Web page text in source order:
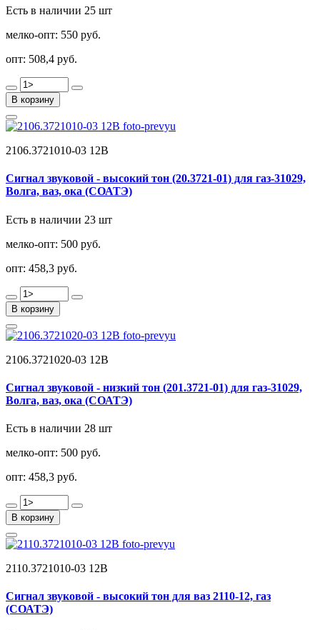
Есть в наличии 25 шт
мелко-опт: 550 руб.
опт: 508,4 руб.
В корзину
2106.3721010-03 12В
Сигнал звуковой - высокий тон (20.3721-01) для газ-31029,
Волга, ваз, ока (СОАТЭ)
Есть в наличии 23 шт
мелко-опт: 500 руб.
опт: 458,3 руб.
В корзину
2106.3721020-03 12В
Сигнал звуковой - низкий тон (201.3721-01) для газ-31029,
Волга, ваз, ока (СОАТЭ)
Есть в наличии 28 шт
мелко-опт: 500 руб.
опт: 458,3 руб.
В корзину
2110.3721010-03 12В
Сигнал звуковой - высокий тон для ваз 2110-12, газ
(СОАТЭ)